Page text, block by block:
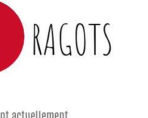
RAGOTS